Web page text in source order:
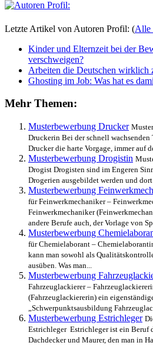
Letzte Artikel von Autoren Profil: (Alle
Kinder und Elternzeit bei der
verschweigen?
Arbeiten die Deutschen wirklich
Ghosting im Job: Was hat es
Mehr Themen:
Musterbewerbung Drucker
Druckerin Bei der schnell
Drucker die harte Vorgage, immer auf
Musterbewerbung Drogistin
Drogist Drogisten sind im Engeren
Drogerien ausgebildet werden und
Musterbewerbung
für Feinwerkmechaniker –
Feinwerkmechaniker
andere Berufe auch, der Vorlage von
Musterbewerbung
für Chemielaborant –
kann man sowohl als
ausüben. Was man...
Musterbewerbung
Fahrzeuglackierer –
(Fahrzeuglackiererin) ein
„Schwerpunktsausbildung
Musterbewerbung Estrichleger
Estrichleger Estrichleger ist ein Beruf
Dachdecker und Maurer, den man in